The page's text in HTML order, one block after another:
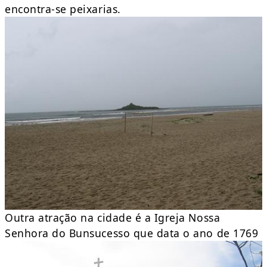
encontra-se peixarias.
Outra atração na cidade é a Igreja Nossa
Senhora do Bunsucesso que data o ano de 1769